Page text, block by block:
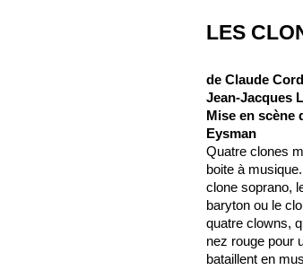
LES
de Claude
Jean-Jacques
Mise en scène
Eysman
Quatre clones
boite à
clone soprano,
baryton ou le
quatre clowns,
nez rouge pour
bataillent en